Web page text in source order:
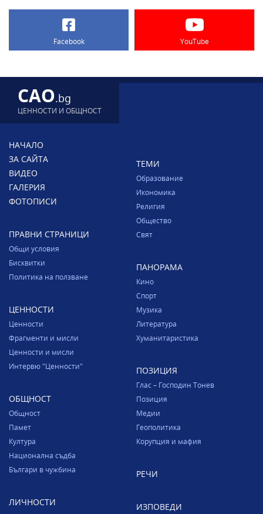
Facebook YouTube
CAO.bg
ЦЕННОСТИ И ОБЩНОСТ
НАЧАЛО
ЗА САЙТА
ВИДЕО
ГАЛЕРИЯ
ФОТОПИСИ
ПРАВНИ СТРАНИЦИ
Общи условия
Бисквитки
Политика на ползване
ЦЕННОСТИ
Ценности
Фрагменти и мисли
Ценности и мисли
Интервю "Ценности"
ОБЩНОСТ
Общност
Памет
Култура
Национална съдба
Българи в чужбина
ЛИЧНОСТИ
ТЕМИ
Образование
Икономика
Религия
Общество
Свят
ПАНОРАМА
Кино
Спорт
Музика
Литература
Хуманитаристика
ПОЗИЦИЯ
Глас – Господин Тонев
Позиция
Медии
Геополитика
Корупция и мафия
РЕЧИ
ИЗПОВЕДИ